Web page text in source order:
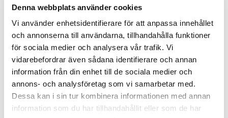
Denna webbplats använder cookies
Vi använder enhetsidentifierare för att anpassa innehållet
och annonserna till användarna, tillhandahålla funktioner
för sociala medier och analysera vår trafik. Vi
vidarebefordrar även sådana identifierare och annan
information från din enhet till de sociala medier och
annons- och analysföretag som vi samarbetar med.
Dessa kan i sin tur kombinera informationen med annan
information som du har tillhandahållit eller som de har
För skarvning eller avgrening av PEX- eller
EPR-isolerade 1- eller 3-ledarkabel. Kapslingen
uppfyller mekaniska slagprov enligt IEC
60439-5. Anslutningar ingår som uppfyller
elektriska krav enligt CE...läs mer
ST Lägg i kundvagn
KABELSKÅP HDC-A 12630-02
ArtNr
0732092
Varumärke NKT KABELDON
För skarvning eller avgrening av PEX- eller
EPR-isolerade 1- eller 3-ledarkabel. Kapslingen
uppfyller mekaniska slagprov enligt IEC
60439-5. Anslutningar ingår som uppfyller
elektriska krav enligt CE...läs mer
ST Lägg i kundvagn
KABELSKÅP HDC-A 12630-03
ArtNr 0732093
Varumärke NKT KABELDON